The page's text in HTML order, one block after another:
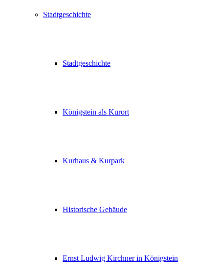
Stadtgeschichte
Stadtgeschichte
Königstein als Kurort
Kurhaus & Kurpark
Historische Gebäude
Ernst Ludwig Kirchner in Königstein